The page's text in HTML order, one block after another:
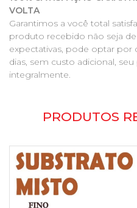
VOLTA
Garantimos a você total
produto recebido não seja
expectativas, pode optar por
dias, sem custo adicional,
integralmente.
PRODUTOS